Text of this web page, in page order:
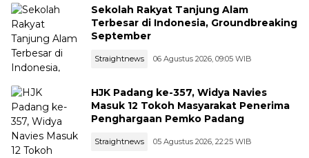
Sekolah Rakyat Tanjung Alam
Terbesar di Indonesia, Groundbreaking
September
Straightnews 06 Agustus 2026, 09:05 WIB
HJK Padang ke-357, Widya Navies
Masuk 12 Tokoh Masyarakat Penerima
Penghargaan Pemko Padang
Straightnews 05 Agustus 2026, 22:25 WIB